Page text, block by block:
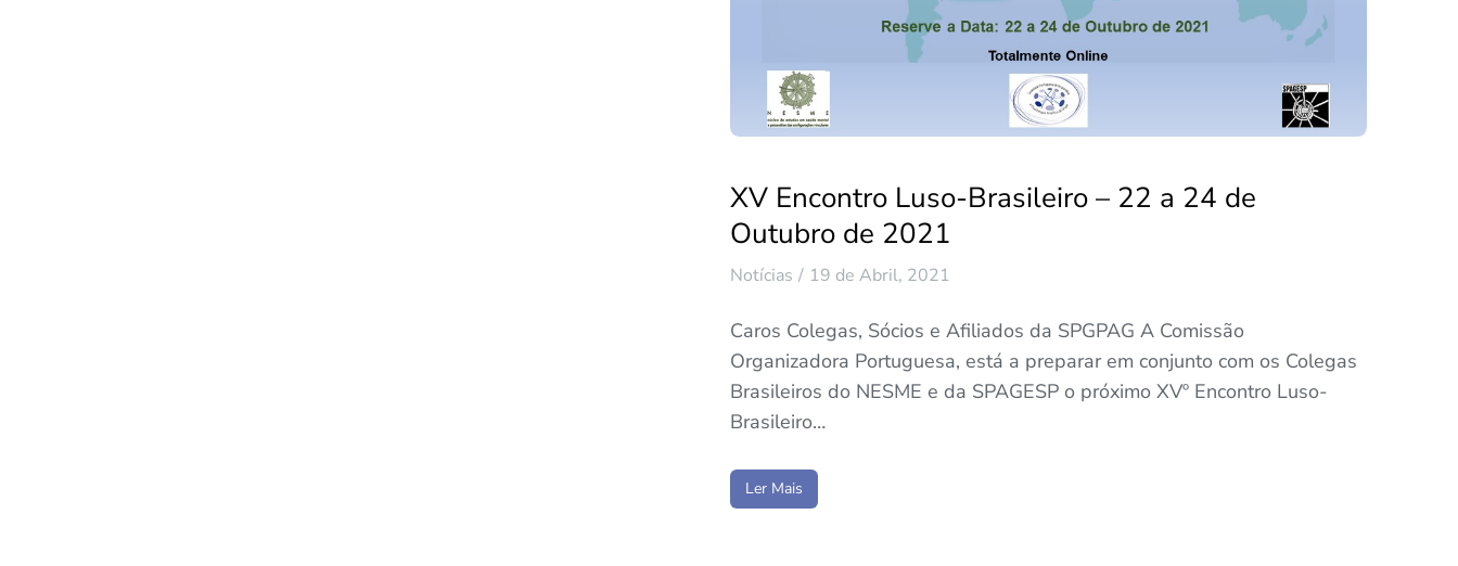
XV Encontro Luso-Brasileiro – 22 a 24 de
Outubro de 2021
Notícias 19 de Abril, 2021
Caros Colegas, Sócios e Afiliados da SPGPAG A Comissão
Organizadora Portuguesa, está a preparar em conjunto com os Colegas
Brasileiros do NESME e da SPAGESP o próximo XVº Encontro Luso-
Brasileiro…
Ler Mais